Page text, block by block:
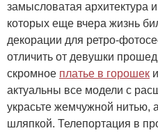
замысловатая архитектура
которых еще вчера жизнь
декорации для ретро-
отличить от девушки
скромное платье в горошек
актуальны все модели с
украсьте жемчужной нитью,
шляпкой. Телепортация в